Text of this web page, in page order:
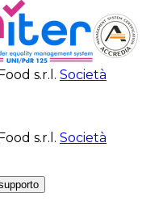
s.r.l. Società
s.r.l. Società